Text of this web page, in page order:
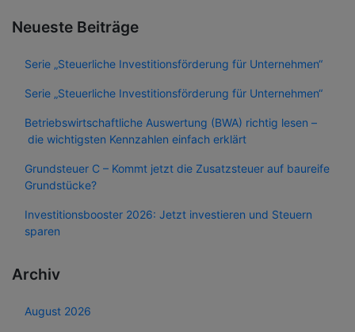
Neueste Beiträge
Serie „Steuerliche Investitionsförderung für Unternehmen“
Serie „Steuerliche Investitionsförderung für Unternehmen“
Betriebswirtschaftliche Auswertung (BWA) richtig lesen –
die wichtigsten Kennzahlen einfach erklärt
Grundsteuer C – Kommt jetzt die Zusatzsteuer auf baureife
Grundstücke?
Investitionsbooster 2026: Jetzt investieren und Steuern
sparen
Archiv
August 2026